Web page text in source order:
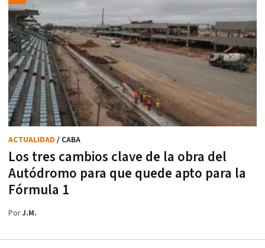
Los tres cambios clave de la obra del
Autódromo para que quede apto para la
Fórmula 1
ACTUALIDAD / CABA
PorJ.M.